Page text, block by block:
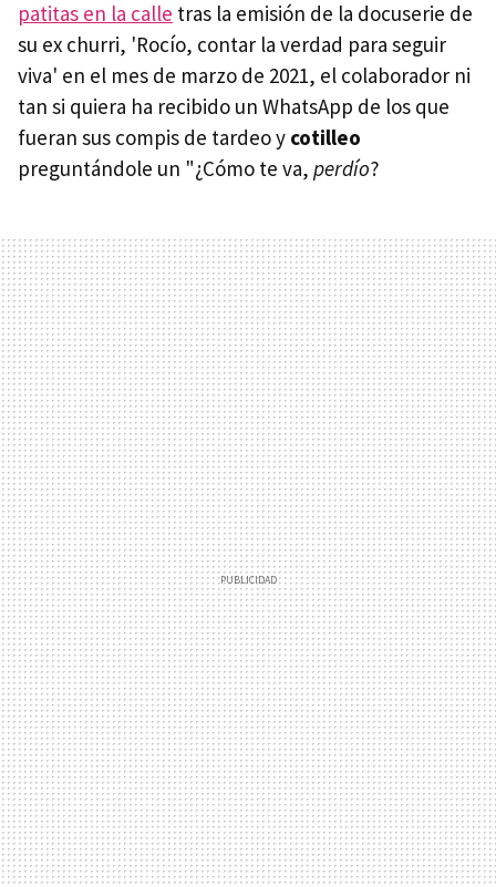
patitas en la calle tras la emisión de la docuserie de
su ex churri, 'Rocío, contar la verdad para seguir
viva' en el mes de marzo de 2021, el colaborador ni
tan si quiera ha recibido un WhatsApp de los que
fueran sus compis de tardeo y cotilleo
preguntándole un "¿Cómo te va, perdío?